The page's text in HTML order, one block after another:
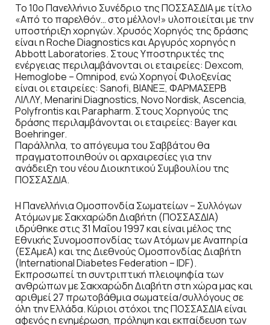
Το 10ο Πανελλήνιο Συνέδριο της ΠΟΣΣΑΣΔΙΑ με τίτλο
«Από το παρελθόν… στο μέλλον!» υλοποιείται με την
υποστήριξη χορηγών. Χρυσός Χορηγός της δράσης
είναι η Roche Diagnostics και Αργυρός χορηγός η
Abbott Laboratories. Στους Υποστηρικτές της
ενέργειας περιλαμβάνονται οι εταιρείες: Dexcom,
Hemoglobe – Omnipod, ενώ Χορηγοί Φιλοξενίας
είναι οι εταιρείες: Sanofi, ΒΙΑΝΕΞ, ΦΑΡΜΑΣΕΡΒ
ΛΙΛΛΥ, Menarini Diagnostics, Novo Nordisk, Ascencia,
Polyfrontis και Parapharm. Στους Χορηγούς της
δράσης περιλαμβάνονται οι εταιρείες: Bayer και
Boehringer.
Παράλληλα, το απόγευμα του Σαββάτου θα
πραγματοποιηθούν οι αρχαιρεσίες για την
ανάδειξη του νέου Διοικητικού Συμβουλίου της
ΠΟΣΣΑΣΔΙΑ.
Η Πανελλήνια Ομοσπονδία Σωματείων – Συλλόγων
Ατόμων με Σακχαρώδη Διαβήτη (ΠΟΣΣΑΣΔΙΑ)
ιδρύθηκε στις 31 Μαΐου 1997 και είναι μέλος της
Εθνικής Συνομοσπονδίας των Ατόμων με Αναπηρία
(ΕΣΑμεΑ) και της Διεθνούς Ομοσπονδίας Διαβήτη
(International Diabetes Federation – IDF).
Εκπροσωπεί τη συντριπτική πλειοψηφία των
ανθρώπων με Σακχαρώδη Διαβήτη στη χώρα μας και
αριθμεί 27 πρωτοβάθμια σωματεία/συλλόγους σε
όλη την Ελλάδα. Κύριοι στόχοι της ΠΟΣΣΑΣΔΙΑ είναι
αφενός η ενημέρωση, πρόληψη και εκπαίδευση των